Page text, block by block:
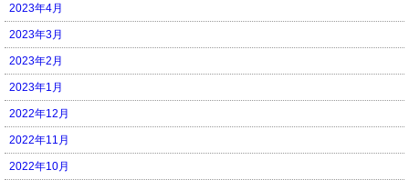
2023年4月
2023年3月
2023年2月
2023年1月
2022年12月
2022年11月
2022年10月